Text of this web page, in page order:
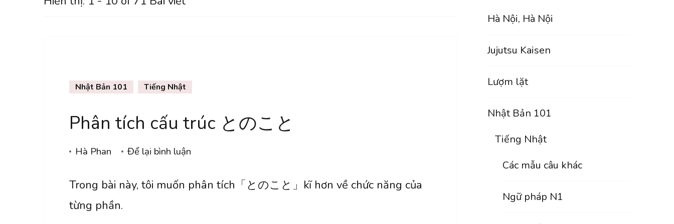
Nhật Bản 101 Tiếng Nhật
Phân tích cấu trúc とのこと
Hà Phan Để lại bình luận
tích
Trong bài này, tôi muốn phân tích「とのこと」kĩ hơn về chức năng của
từng phần.
Hà Nội, Hà Nội
Jujutsu Kaisen
Lượm lặt
Nhật Bản 101
Tiếng Nhật
Các mẫu câu khác
Ngữ pháp N1